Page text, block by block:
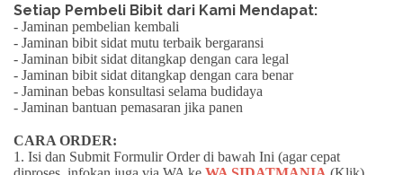
Setiap Pembeli Bibit dari Kami Mendapat:
- Jaminan pembelian kembali
- Jaminan bibit sidat mutu terbaik bergaransi
- Jaminan bibit sidat ditangkap dengan cara legal
- Jaminan bibit sidat ditangkap dengan cara benar
- Jaminan bebas konsultasi selama budidaya
- Jaminan bantuan pemasaran jika panen
CARA ORDER:
1. Isi dan Submit Formulir Order di bawah Ini (agar cepat